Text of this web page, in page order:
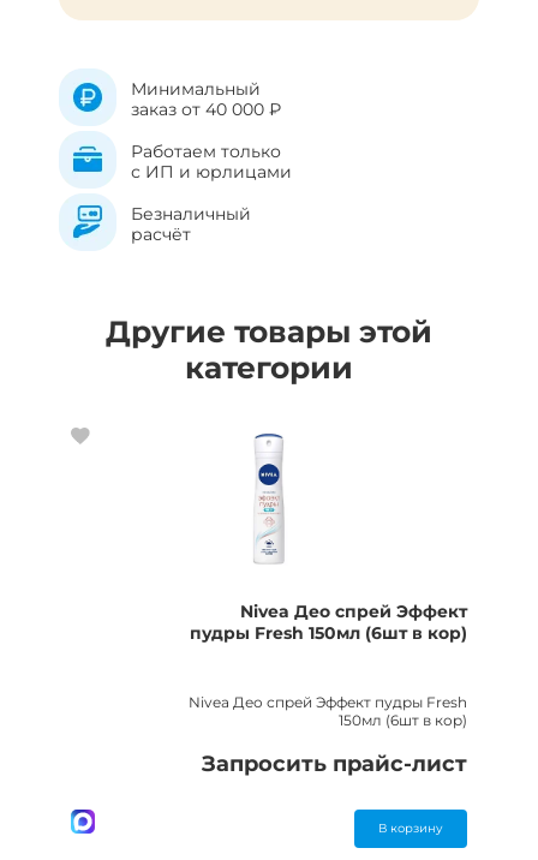
Минимальный
заказ от 40 000 ₽
Работаем только
с ИП и юрлицами
Безналичный
расчёт
Другие товары этой
категории
Nivea Део спрей Эффект
пудры Fresh 150мл (6шт в кор)
Nivea Део спрей Эффект пудры Fresh
150мл (6шт в кор)
Запросить прайс-лист
В корзину